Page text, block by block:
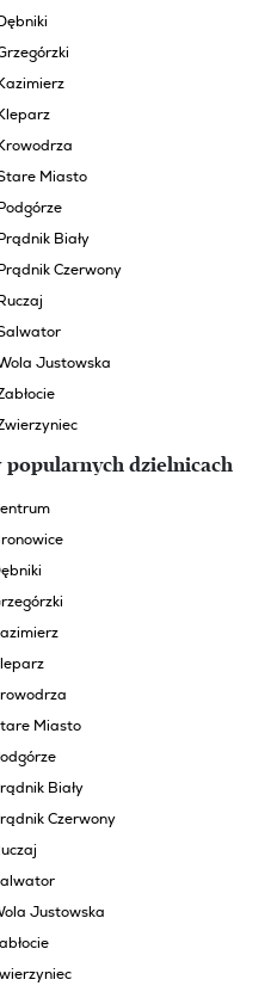
Miasto
Biały
Czerwony
Justowska
popularnych dzielnicach
Miasto
Biały
Czerwony
Justowska